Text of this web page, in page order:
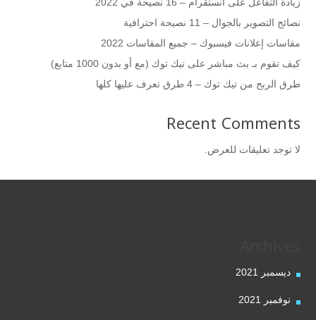
نصائح التصوير بالجوال – 11 نصيحة احترافية
مقاسات إعلانات فيسبوك – جميع المقاسات 2022
كيف تقوم بـ بث مباشر على تيك توك (مع أو بدون 1000 متابع)
طرق الربح من تيك توك – 4 طرق تعرف عليها كلها
Recent Comments
لا توجد تعليقات للعرض.
ديسمبر 2021
نوفمبر 2021